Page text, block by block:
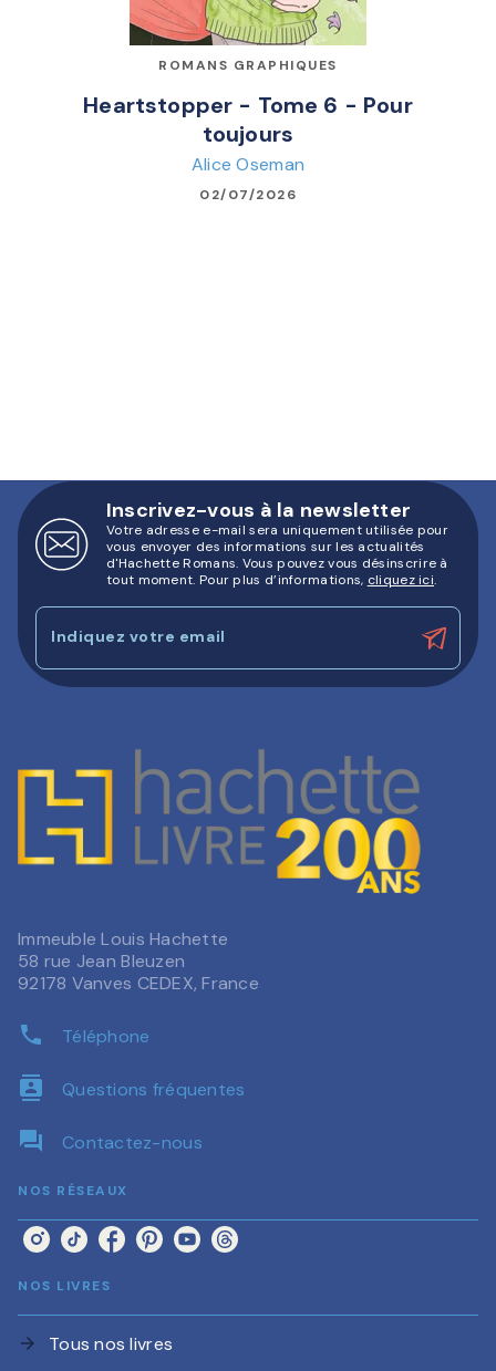
ROMANS GRAPHIQUES
Heartstopper - Tome 6 - Pour
toujours
Alice Oseman
02/07/2026
Inscrivez-vous à la newsletter
Votre adresse e-mail sera uniquement utilisée pour
vous envoyer des informations sur les actualités
d'Hachette Romans. Vous pouvez vous désinscrire à
tout moment. Pour plus d’informations, cliquez ici.
Indiquez votre email
Immeuble Louis Hachette
58 rue Jean Bleuzen
92178 Vanves CEDEX, France
phone Téléphone
contacts Questions fréquentes
question_answer Contactez-nous
NOS RÉSEAUX
NOS LIVRES
arrow_forward Tous nos livres